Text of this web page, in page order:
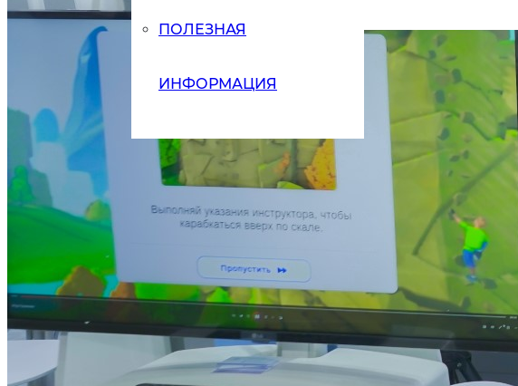
ПОЛЕЗНАЯ
ИНФОРМАЦИЯ